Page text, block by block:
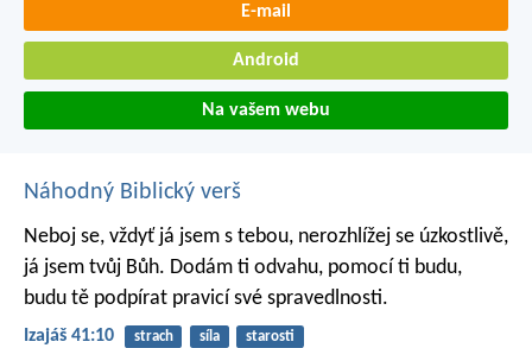
E-mail
Android
Na vašem webu
Náhodný Biblický verš
Neboj se, vždyť já jsem s tebou, nerozhlížej se úzkostlivě,
já jsem tvůj Bůh. Dodám ti odvahu, pomocí ti budu,
budu tě podpírat pravicí své spravedlnosti.
Izajáš 41:10 strach síla starosti